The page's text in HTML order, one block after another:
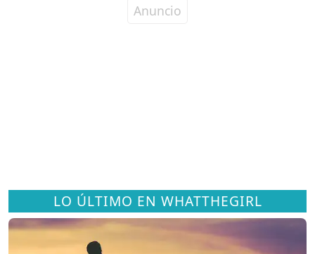
LO ÚLTIMO EN WHATTHEGIRL